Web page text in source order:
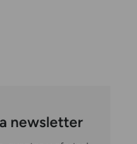
newsletter